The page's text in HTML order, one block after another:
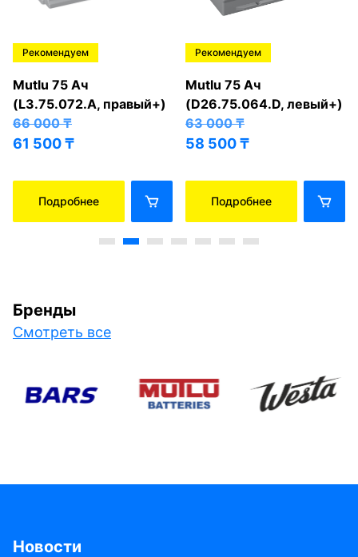
Рекомендуем
Mutlu 75 Ач
(L3.75.072.A, правый+)
66 000₸
61 500₸
Подробнее
Рекомендуем
Mutlu 75 Ач
(D26.75.064.D, левый+)
63 000₸
58 500₸
Подробнее
Бренды
Смотреть все
Новости